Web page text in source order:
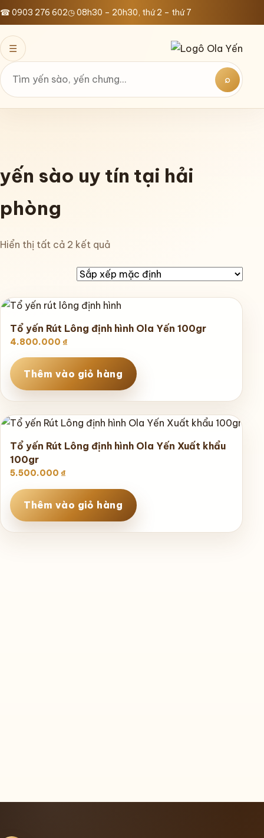
Bỏ
qua
nội
dung
☎ 0903 276 602◷ 08h30 – 20h30, thứ 2 – thứ 7
☰
Tìm
⌕
yến sào uy tín tại hải
phòng
Hiển thị tất cả 2 kết quả
Tổ yến Rút Lông định hình Ola Yến 100gr
4.800.000 ₫
Thêm vào giỏ hàng
Tổ yến Rút Lông định hình Ola Yến Xuất khẩu
100gr
5.500.000 ₫
Thêm vào giỏ hàng